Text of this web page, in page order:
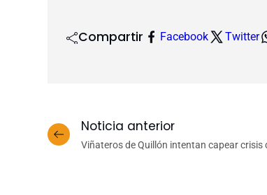
Compartir Facebook Twitter
Noticia anterior
Viñateros de Quillón intentan capear crisis